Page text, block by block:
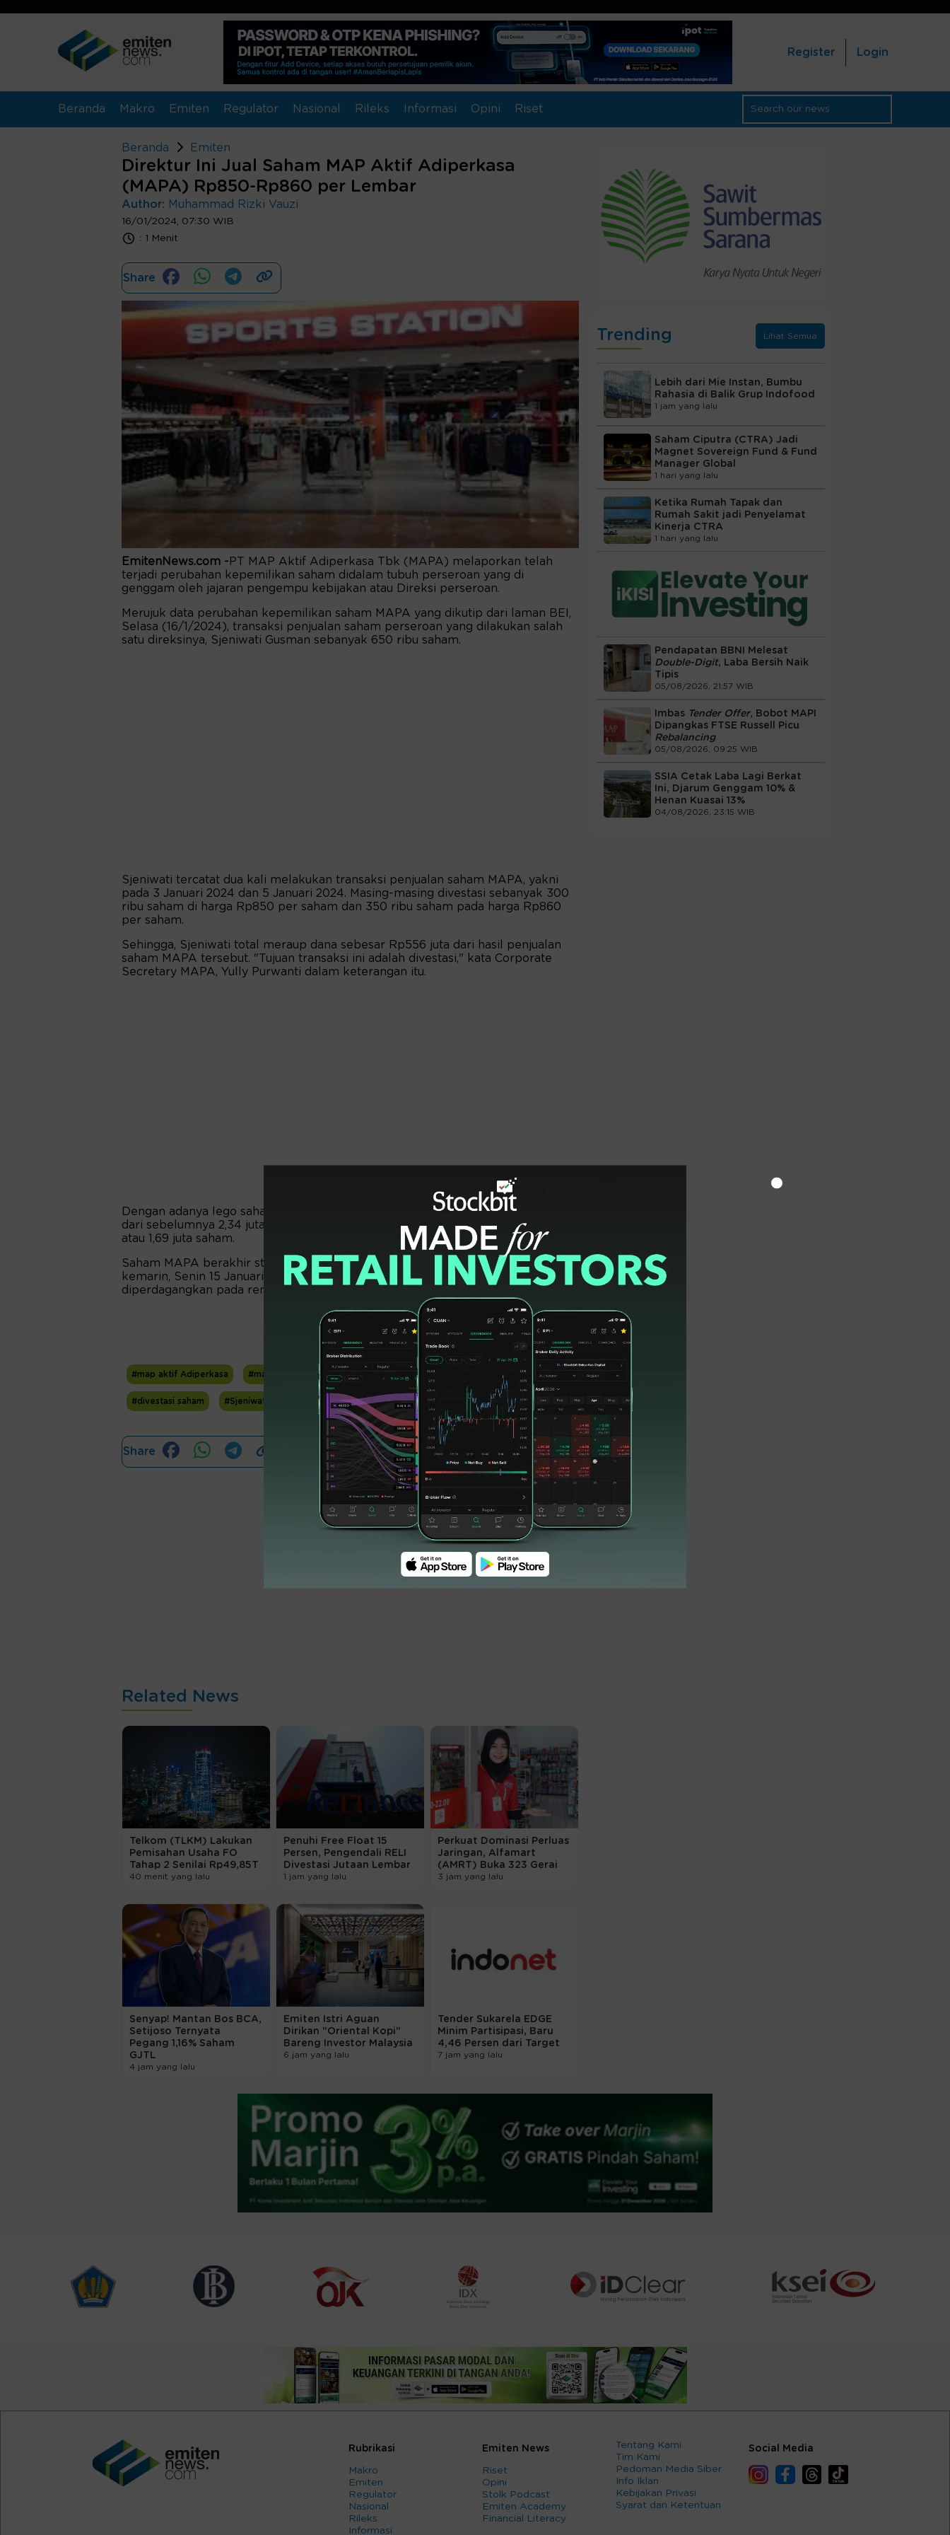
Register Login
Beranda Makro Emiten Regulator Nasional Rileks Informasi Opini Riset
Beranda Emiten
Direktur Ini Jual Saham MAP Aktif Adiperkasa
(MAPA) Rp850-Rp860 per Lembar
Author: Muhammad Rizki Vauzi
16/01/2024, 07:30 WIB
: 1 Menit
Share
EmitenNews.com - PT MAP Aktif Adiperkasa Tbk (MAPA) melaporkan telah
terjadi perubahan kepemilikan saham didalam tubuh perseroan yang di
genggam oleh jajaran pengempu kebijakan atau Direksi perseroan.
Merujuk data perubahan kepemilikan saham MAPA yang dikutip dari laman BEI,
Selasa (16/1/2024), transaksi penjualan saham perseroan yang dilakukan salah
satu direksinya, Sjeniwati Gusman sebanyak 650 ribu saham.
Sjeniwati tercatat dua kali melakukan transaksi penjualan saham MAPA, yakni
pada 3 Januari 2024 dan 5 Januari 2024. Masing-masing divestasi sebanyak 300
ribu saham di harga Rp850 per saham dan 350 ribu saham pada harga Rp860
per saham.
Sehingga, Sjeniwati total meraup dana sebesar Rp556 juta dari hasil penjualan
saham MAPA tersebut. "Tujuan transaksi ini adalah divestasi," kata Corporate
Secretary MAPA, Yully Purwanti dalam keterangan itu.
Dengan adanya lego saham ini, kepemilikan saham Sjeniwati pada perseroan
dari sebelumnya 2,34 juta saham atau 0,008 persen, kini tersisa 0,006 persen
atau 1,69 juta saham.
Saham MAPA berakhir stagnan di level 935 pada penutupan perdagangan
kemarin, Senin 15 Januari 2024 setelah seharian mengalami fluktuasi dan
diperdagangkan pada rentang harga Rp890-945 per saham.
#map aktif Adiperkasa #mapa #mitra adiperkasa #saham mapa
#divestasi saham #Sjeniwati Gusman
Share
Related News
Telkom (TLKM) Lakukan
Pemisahan Usaha FO
Tahap 2 Senilai Rp49,85T
40 menit yang lalu
Penuhi Free Float 15
Persen, Pengendali RELI
Divestasi Jutaan Lembar
1 jam yang lalu
Perkuat Dominasi Perluas
Jaringan, Alfamart
(AMRT) Buka 323 Gerai
3 jam yang lalu
Senyap! Mantan Bos BCA,
Setijoso Ternyata
Pegang 1,16% Saham
GJTL
4 jam yang lalu
Emiten Istri Aguan
Dirikan "Oriental Kopi"
Bareng Investor Malaysia
6 jam yang lalu
Tender Sukarela EDGE
Minim Partisipasi, Baru
4,46 Persen dari Target
7 jam yang lalu
Trending Lihat Semua
Lebih dari Mie Instan, Bumbu
Rahasia di Balik Grup Indofood
1 jam yang lalu
Saham Ciputra (CTRA) Jadi
Magnet Sovereign Fund & Fund
Manager Global
1 hari yang lalu
Ketika Rumah Tapak dan
Rumah Sakit jadi Penyelamat
Kinerja CTRA
1 hari yang lalu
Pendapatan BBNI Melesat
Double-Digit, Laba Bersih Naik
Tipis
05/08/2026, 21:57 WIB
Imbas Tender Offer, Bobot MAPI
Dipangkas FTSE Russell Picu
Rebalancing
05/08/2026, 09:25 WIB
SSIA Cetak Laba Lagi Berkat
Ini, Djarum Genggam 10% &
Henan Kuasai 13%
04/08/2026, 23:15 WIB
Rubrikasi
Makro
Emiten
Regulator
Nasional
Rileks
Informasi
Emiten News
Riset
Opini
Stolk Podcast
Emiten Academy
Financial Literacy
Tentang Kami
Tim Kami
Pedoman Media Siber
Info Iklan
Kebijakan Privasi
Syarat dan Ketentuan
Social Media